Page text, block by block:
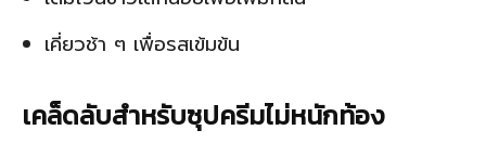
เคี่ยวช้า ๆ เพื่อรสเข้มข้น
เคล็ดลับสำหรับซุปครีมไม่หนักท้อง